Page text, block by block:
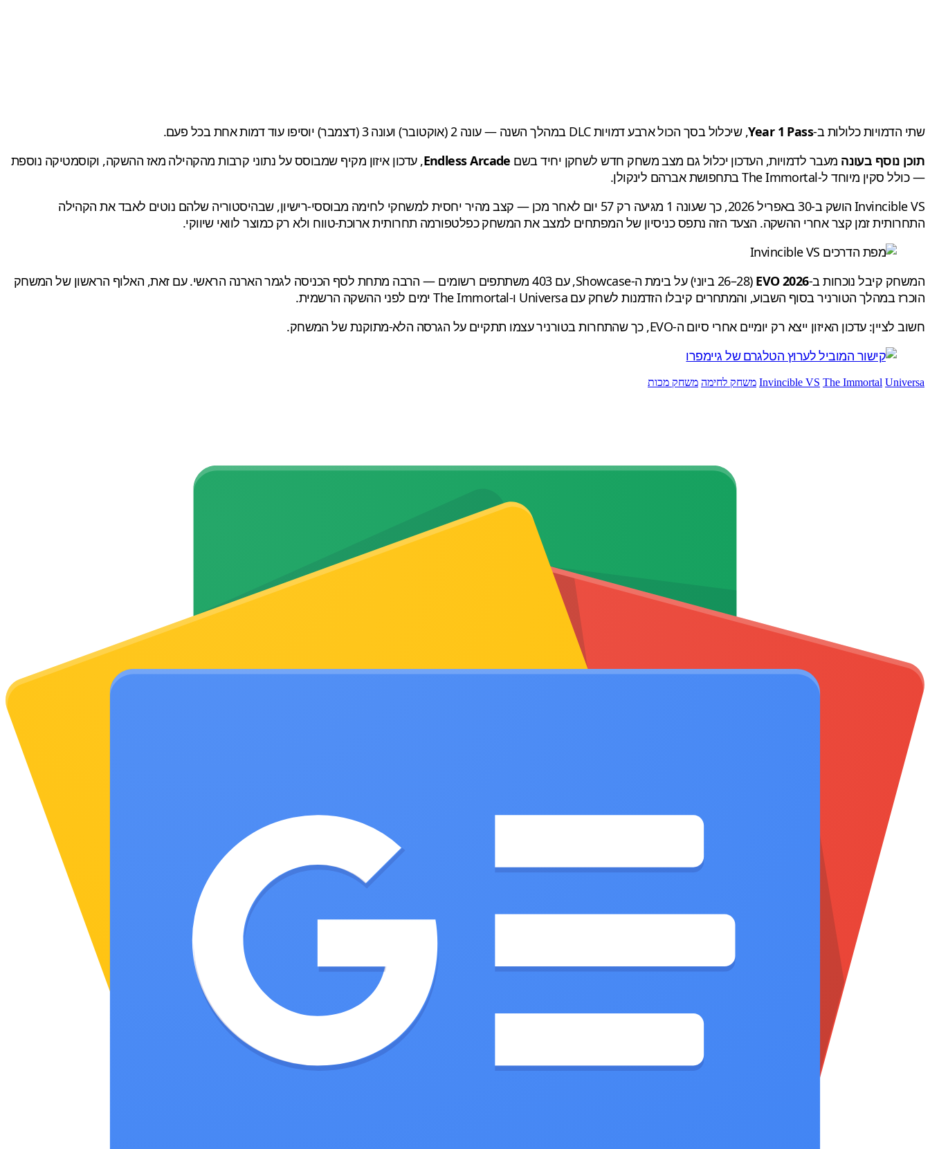
שתי הדמויות כלולות ב-Year 1 Pass, שיכלול בסך הכול ארבע דמויות DLC במהלך השנה — עונה 2 (אוקטובר) ועונה 3 (דצמבר) יוסיפו עוד דמות אחת בכל פעם.
תוכן נוסף בעונה מעבר לדמויות, העדכון יכלול גם מצב משחק חדש לשחקן יחיד בשם Endless Arcade, עדכון איזון מקיף שמבוסס על נתוני קרבות מהקהילה מאז ההשקה, וקוסמטיקה נוספת
— כולל סקין מיוחד ל-The Immortal בתחפושת אברהם לינקולן.
Invincible VS הושק ב-30 באפריל 2026, כך שעונה 1 מגיעה רק 57 יום לאחר מכן — קצב מהיר יחסית למשחקי לחימה מבוססי-רישיון, שבהיסטוריה שלהם נוטים לאבד את הקהילה
התחרותית זמן קצר אחרי ההשקה. הצעד הזה נתפס כניסיון של המפתחים למצב את המשחק כפלטפורמה תחרותית ארוכת-טווח ולא רק כמוצר לוואי שיווקי.
המשחק קיבל נוכחות ב-EVO 2026
(26–28 ביוני) על בימת ה-Showcase, עם 403 משתתפים רשומים — הרבה מתחת לסף הכניסה לגמר הארנה הראשי. עם זאת, האלוף הראשון של המשחק
הוכרז במהלך הטורניר בסוף השבוע, והמתחרים קיבלו הזדמנות לשחק עם Universa ו-The Immortal ימים לפני ההשקה הרשמית.
חשוב לציין: עדכון האיזון ייצא רק יומיים אחרי סיום ה-EVO, כך שהתחרות בטורניר עצמו תתקיים על הגרסה הלא-מתוקנת של המשחק.
Invincible VS The Immortal Universa משחק לחימה משחק מכות